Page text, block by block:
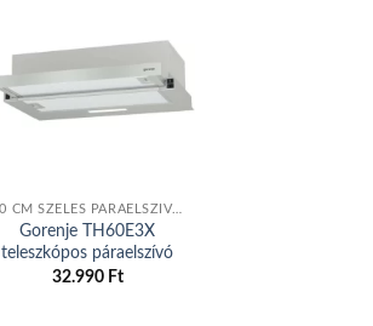
Add to
wishlist
60 CM SZÉLES PÁRAELSZÍVÓK
Gorenje TH60E3X
teleszkópos páraelszívó
32.990 Ft